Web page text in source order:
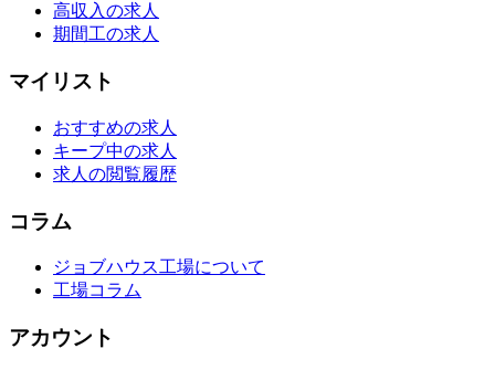
高収入の求人
期間工の求人
マイリスト
おすすめの求人
キープ中の求人
求人の閲覧履歴
コラム
ジョブハウス工場について
工場コラム
アカウント